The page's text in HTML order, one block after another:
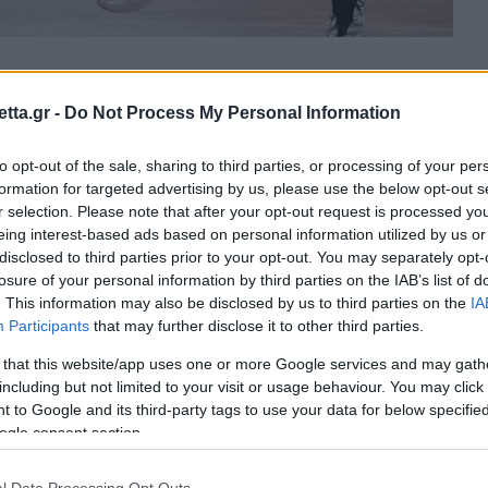
- Do Not Process My Personal Information
opt-out of the sale, sharing to third parties, or processing of your
for targeted advertising by us, please use the below opt-out
selection. Please note that after your opt-out request is processed
interest-based ads based on personal information utilized by us
to third parties prior to your opt-out. You may separately
of your personal information by third parties on the IAB’s list of
This information may also be disclosed by us to third parties on the
Participants that may further disclose it to other third parties.
that this website/app uses one or more Google services and may
but not limited to your visit or usage behaviour. You may
to Google and its third-party tags to use your data for below
consent section.
στα αποτελέσματα αναζήτησης.
στην Google
απέναντι στην Μονακό και
στην EuroLeague απέναντι στην
και πλέον κοιτάζει την συνέχεια, η οποία θα
Φενέρ, στο εξ αναβολής ματς για την 14η